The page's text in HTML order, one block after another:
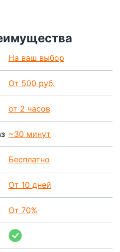
На ваш выбор
От 500 руб.
от 2 часов
~30 минут
Бесплатно
От 10 дней
От 70%